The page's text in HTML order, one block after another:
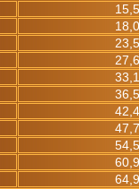
15,5
18,0
23,5
27,6
33,1
36,5
42,4
47,7
54,5
60,9
64,9